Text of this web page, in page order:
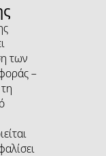
των
–